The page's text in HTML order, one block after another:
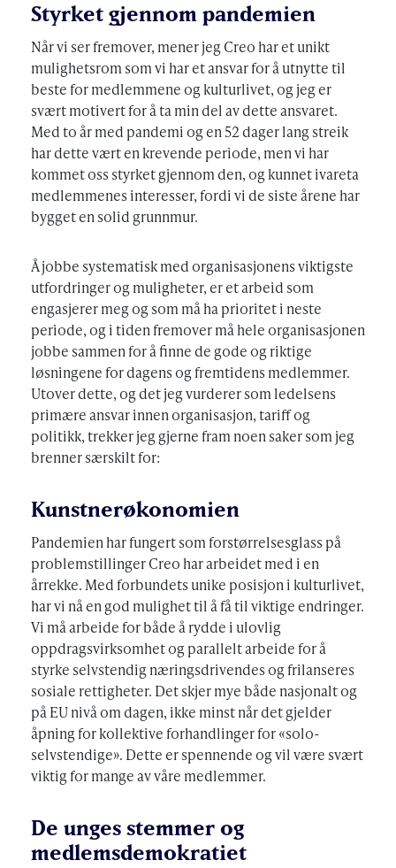
Styrket gjennom pandemien
Når vi ser fremover, mener jeg Creo har et unikt
mulighetsrom som vi har et ansvar for å utnytte til
beste for medlemmene og kulturlivet, og jeg er
svært motivert for å ta min del av dette ansvaret.
Med to år med pandemi og en 52 dager lang streik
har dette vært en krevende periode, men vi har
kommet oss styrket gjennom den, og kunnet ivareta
medlemmenes interesser, fordi vi de siste årene har
bygget en solid grunnmur.
Å jobbe systematisk med organisasjonens viktigste
utfordringer og muligheter, er et arbeid som
engasjerer meg og som må ha prioritet i neste
periode, og i tiden fremover må hele organisasjonen
jobbe sammen for å finne de gode og riktige
løsningene for dagens og fremtidens medlemmer.
Utover dette, og det jeg vurderer som ledelsens
primære ansvar innen organisasjon, tariff og
politikk, trekker jeg gjerne fram noen saker som jeg
brenner særskilt for:
Kunstnerøkonomien
Pandemien har fungert som forstørrelsesglass på
problemstillinger Creo har arbeidet med i en
årrekke. Med forbundets unike posisjon i kulturlivet,
har vi nå en god mulighet til å få til viktige endringer.
Vi må arbeide for både å rydde i ulovlig
oppdragsvirksomhet og parallelt arbeide for å
styrke selvstendig næringsdrivendes og frilanseres
sosiale rettigheter. Det skjer mye både nasjonalt og
på EU nivå om dagen, ikke minst når det gjelder
åpning for kollektive forhandlinger for «solo-
selvstendige». Dette er spennende og vil være svært
viktig for mange av våre medlemmer.
De unges stemmer og
medlemsdemokratiet